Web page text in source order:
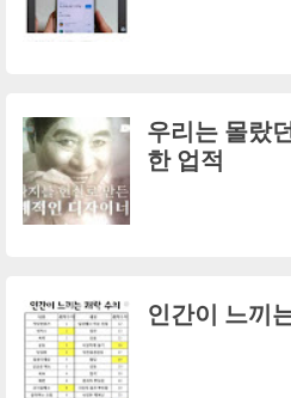
우리는 몰랐
한 업적
인간이 느끼